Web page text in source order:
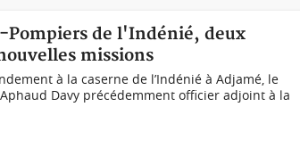
Pompiers de l'Indénié, deux
missions
à la caserne de l’Indénié à Adjamé, le
Davy précédemment officier adjoint à la